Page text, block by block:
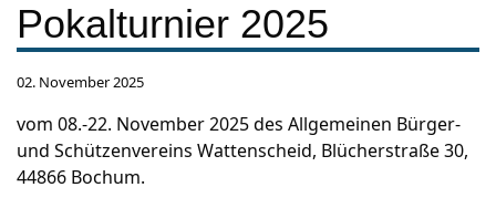
Pokalturnier 2025
02. November 2025
vom 08.-22. November 2025 des Allgemeinen Bürger-
und Schützenvereins Wattenscheid, Blücherstraße 30,
44866 Bochum.